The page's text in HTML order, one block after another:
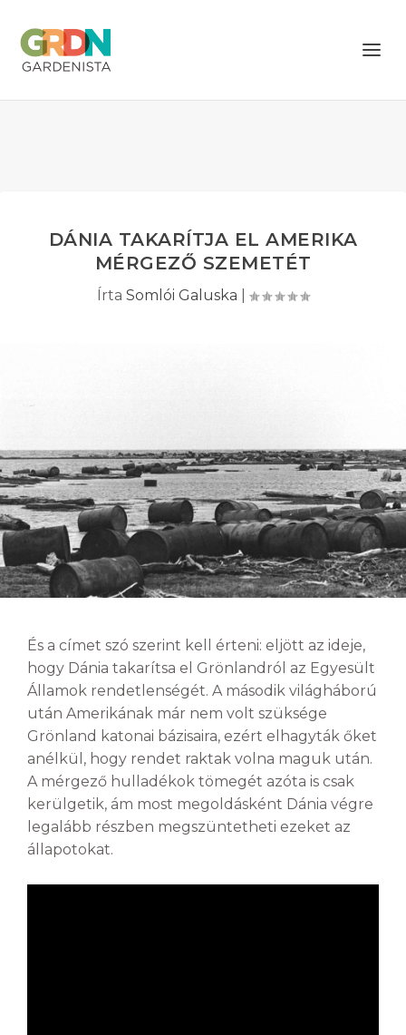
DÁNIA TAKARÍTJA EL AMERIKA
MÉRGEZŐ SZEMETÉT
Írta Somlói Galuska
És a címet szó szerint kell érteni: eljött az ideje,
hogy Dánia takarítsa el Grönlandról az Egyesült
Államok rendetlenségét. A második világháború
után Amerikának már nem volt szüksége
Grönland katonai bázisaira, ezért elhagyták őket
anélkül, hogy rendet raktak volna maguk után.
A mérgező hulladékok tömegét azóta is csak
kerülgetik, ám most megoldásként Dánia végre
legalább részben megszüntetheti ezeket az
állapotokat.